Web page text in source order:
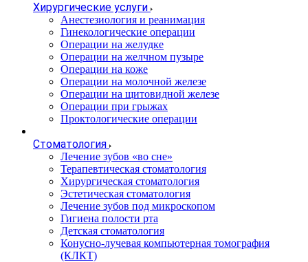
Хирургические услуги
Анестезиология и реанимация
Гинекологические операции
Операции на желудке
Операции на желчном пузыре
Операции на коже
Операции на молочной железе
Операции на щитовидной железе
Операции при грыжах
Проктологические операции
Стоматология
Лечение зубов «во сне»
Терапевтическая стоматология
Хирургическая стоматология
Эстетическая стоматология
Лечение зубов под микроскопом
Гигиена полости рта
Детская стоматология
Конусно-лучевая компьютерная томография
(КЛКТ)